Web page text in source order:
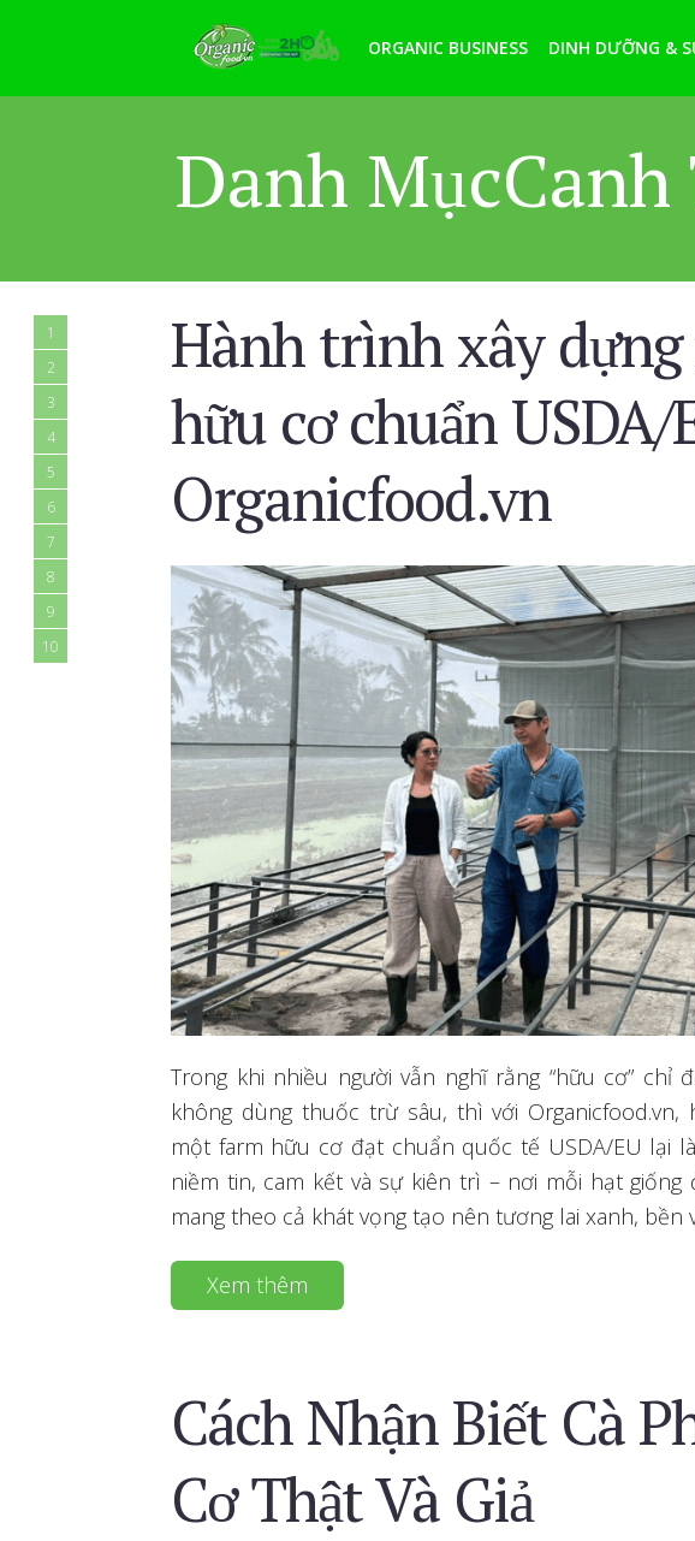
ORGANIC BUSINESS DINH DƯỠNG &
Danh MụcCanh
1
2
3
4
5
6
7
8
9
10
Hành trình xây
hữu cơ chuẩn USDA/
Organicfood.vn
Trong khi nhiều người vẫn nghĩ rằng “hữu cơ” chỉ
không dùng thuốc trừ sâu, thì với
một farm hữu cơ đạt chuẩn quốc tế USDA/EU lại
niềm tin, cam kết và sự kiên trì – nơi mỗi hạt giống
mang theo cả khát vọng tạo nên tương lai xanh, bền
Xem thêm
Cách Nhận Biết Cà
Cơ Thật Và Giả